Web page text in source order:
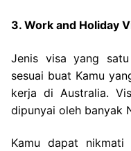
3. Work and Holiday
Jenis visa yang
sesuai buat Kamu
kerja di Australia.
dipunyai oleh banyak
Kamu dapat